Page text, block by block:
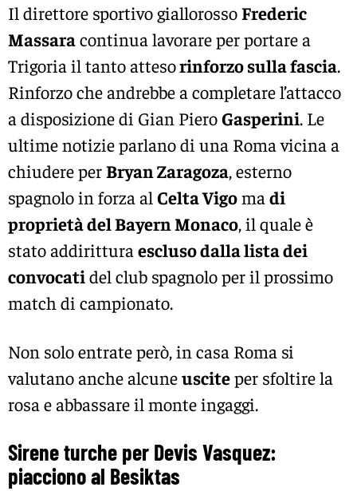
Il direttore sportivo giallorossoFrederic
Massaracontinua lavorare per portare a
Trigoria il tanto attesorinforzo sulla fascia.
Rinforzo che andrebbe a completare l’attacco
a disposizione di Gian PieroGasperini. Le
ultime notizie parlano di una Roma vicina a
chiudere perBryan Zaragoza, esterno
spagnolo in forza al Celta Vigoma di
proprietà del Bayern Monaco, il quale è
stato addirittura escluso dalla lista dei
convocatidel club spagnolo per il prossimo
match di campionato.
Non solo entrate però, in casa Roma si
valutano anche alcuneusciteper sfoltire la
rosa e abbassare il monte ingaggi.
Sirene turche per Devis Vasquez:
piacciono al Besiktas